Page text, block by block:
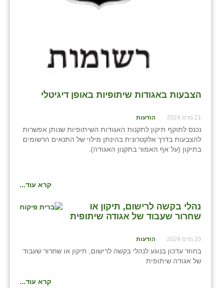
הצבעות באגודות שיתופיות באופן דיגיטלי
21 מרס 2024 הודעות
נכנס לתוקף תיקון לתקנות האגודות השיתופיות שנותן אפשרות
להצבעות בדרך אלקטרונית בהינתן מילוי של התנאים הרשומים
בתיקון (על אף האמור בתקנון האגודה).
קרא עוד...
נהלי בקשה לרישום, תיקון או
שחרור שעבוד של אגודה שיתופית
20 מרס 2024 הודעות
בחוזר עדכון בנוגע לנהלי בקשה לרישום, תיקון או שחרור שעבוד
של אגודה שיתופית
קרא עוד...